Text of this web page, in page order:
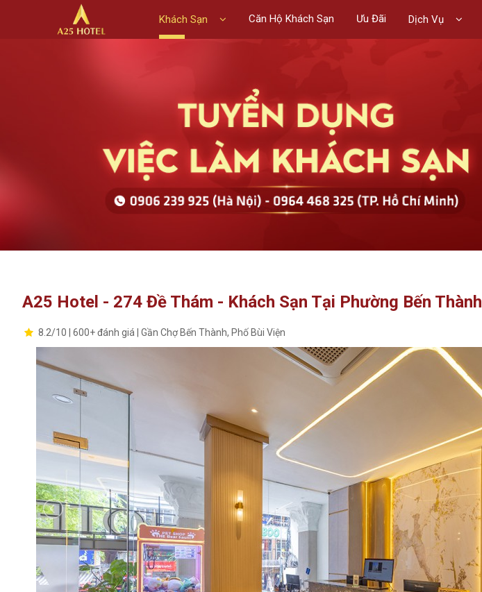
Khách Sạn Căn Hộ Khách Sạn Ưu Đãi Dịch Vụ
A25 Hotel - 274 Đề Thám - Khách Sạn Tại Phường Bến Thành
8.2/10 | 600+ đánh giá | Gần Chợ Bến Thành, Phố Bùi Viện